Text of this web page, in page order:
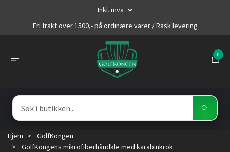
Inkl. mva
Fri frakt over 1500,- på ordinære varer / Rask levering
0
Hjem
GolfKongen
GolfKongens mikrofiberhåndkle med karabinkrok